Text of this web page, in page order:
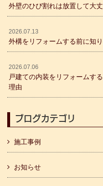
外壁のひび割れは放置して大
2026.07.13
外構をリフォームする前に知
2026.07.06
戸建ての内装をリフォームす
理由
ブログカテゴリ
施工事例
お知らせ